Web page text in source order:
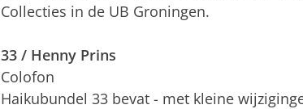
Collecties in de UB Groningen.
33 / Henny Prins
Colofon
Haikubundel 33 bevat - met kleine